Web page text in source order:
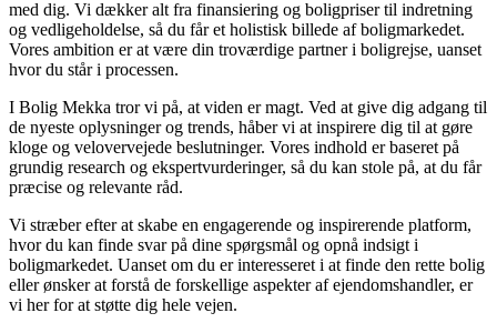
med dig. Vi dækker alt fra finansiering og boligpriser til indretning
og vedligeholdelse, så du får et holistisk billede af boligmarkedet.
Vores ambition er at være din troværdige partner i boligrejse, uanset
hvor du står i processen.
I Bolig Mekka tror vi på, at viden er magt. Ved at give dig adgang til
de nyeste oplysninger og trends, håber vi at inspirere dig til at gøre
kloge og velovervejede beslutninger. Vores indhold er baseret på
grundig research og ekspertvurderinger, så du kan stole på, at du får
præcise og relevante råd.
Vi stræber efter at skabe en engagerende og inspirerende platform,
hvor du kan finde svar på dine spørgsmål og opnå indsigt i
boligmarkedet. Uanset om du er interesseret i at finde den rette bolig
eller ønsker at forstå de forskellige aspekter af ejendomshandler, er
vi her for at støtte dig hele vejen.